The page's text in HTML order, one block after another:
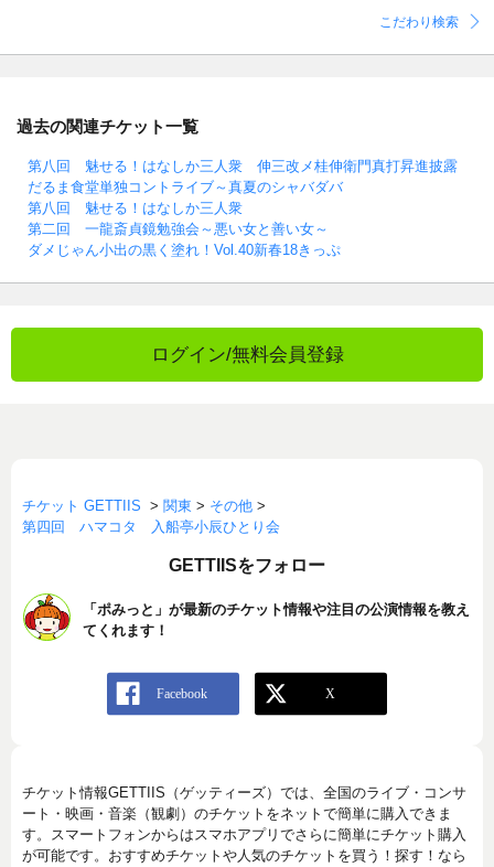
こだわり検索
過去の関連チケット一覧
第八回 魅せる！はなしか三人衆 伸三改メ桂伸衛門真打昇進披露
だるま食堂単独コントライブ～真夏のシャバダバ
第八回 魅せる！はなしか三人衆
第二回 一龍斎貞鏡勉強会～悪い女と善い女～
ダメじゃん小出の黒く塗れ！Vol.40新春18きっぷ
ログイン/無料会員登録
チケット GETTIIS > 関東 > その他 >
第四回 ハマコタ 入船亭小辰ひとり会
GETTIISをフォロー
「ポみっと」が最新のチケット情報や注目の公演情報を教え
てくれます！
チケット情報GETTIIS（ゲッティーズ）では、全国のライブ・コンサ
ート・映画・音楽（観劇）のチケットをネットで簡単に購入できま
す。スマートフォンからはスマホアプリでさらに簡単にチケット購入
が可能です。おすすめチケットや人気のチケットを買う！探す！なら